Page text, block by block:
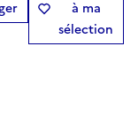
à ma
sélection